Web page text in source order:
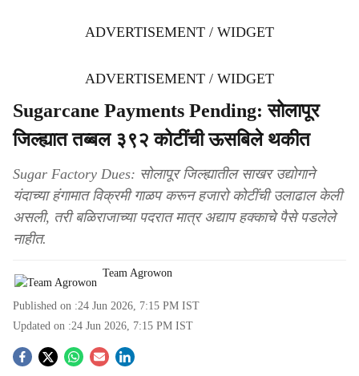
ADVERTISEMENT / WIDGET
ADVERTISEMENT / WIDGET
Sugarcane Payments Pending: सोलापूर
जिल्ह्यात तब्बल ३९२ कोटींची ऊसबिले थकीत
Sugar Factory Dues: सोलापूर जिल्ह्यातील साखर उद्योगाने
यंदाच्या हंगामात विक्रमी गाळप करून हजारो कोटींची उलाढाल केली
असली, तरी बळिराजाच्या पदरात मात्र अद्याप हक्काचे पैसे पडलेले
नाहीत.
Team Agrowon
Published on :24 Jun 2026, 7:15 PM IST
Updated on :24 Jun 2026, 7:15 PM IST
S